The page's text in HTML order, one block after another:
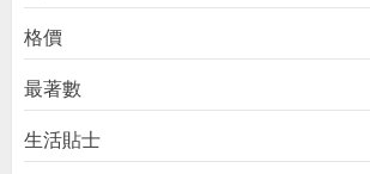
格價
最著數
生活貼士